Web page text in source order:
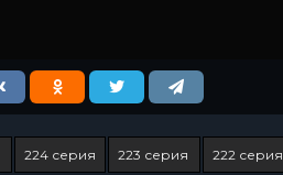
224 серия 223 серия 222 серия